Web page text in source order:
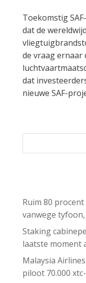
Toekomstig
dat de
de vraag ernaar
dat
nieuwe SAF-
Ruim 80
vanwege
Staking
laatste moment
Malaysia
piloot 70.000